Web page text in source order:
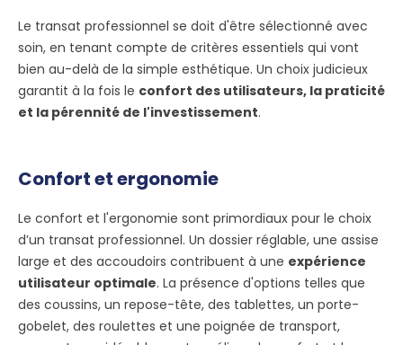
Le transat professionnel se doit d'être sélectionné avec
soin, en tenant compte de critères essentiels qui vont
bien au-delà de la simple esthétique. Un choix judicieux
garantit à la fois le confort des utilisateurs, la praticité
et la pérennité de l'investissement.
Confort et ergonomie
Le confort et l'ergonomie sont primordiaux pour le choix
d’un transat professionnel. Un dossier réglable, une assise
large et des accoudoirs contribuent à une expérience
utilisateur optimale. La présence d'options telles que
des coussins, un repose-tête, des tablettes, un porte-
gobelet, des roulettes et une poignée de transport,